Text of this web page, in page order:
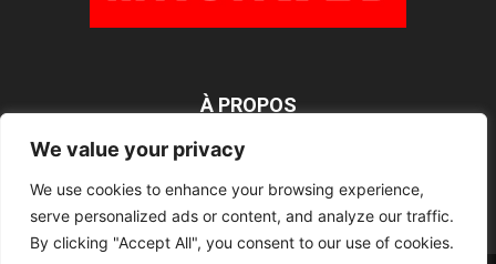
We value your privacy
We use cookies to enhance your browsing experience,
serve personalized ads or content, and analyze our traffic.
By clicking "Accept All", you consent to our use of cookies.
À PROPOS
SUIVEZ NOUS